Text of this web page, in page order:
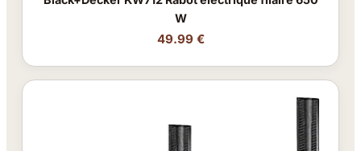
W
49.99 €